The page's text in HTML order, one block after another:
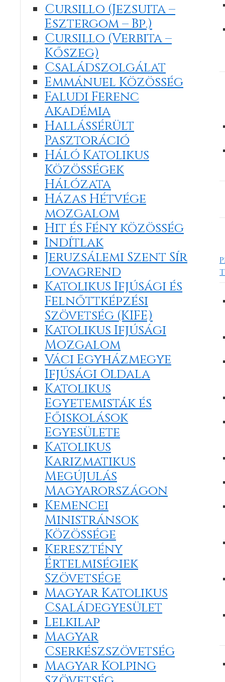
Cursillo (Jezsuita –
Esztergom – Bp.)
Cursillo (Verbita –
Kőszeg)
Családszolgálat
Emmánuel Közösség
Faludi Ferenc
Akadémia
Hallássérült
Pasztoráció
Háló Katolikus
Közösségek
Hálózata
Házas Hétvége
mozgalom
Hit és Fény közösség
Indítlak
Jeruzsálemi Szent Sír
Lovagrend
Katolikus Ifjúsági és
Felnőttképzési
Szövetség (KIFE)
Katolikus Ifjúsági
Mozgalom
Váci Egyházmegye
Ifjúsági Oldala
Katolikus
Egyetemisták és
Főiskolások
Egyesülete
Katolikus
Karizmatikus
Megújulás
Magyarországon
Kemencei
Ministránsok
Közössége
Keresztény
Értelmiségiek
Szövetsége
Magyar Katolikus
Családegyesület
Lelkilap
Magyar
Cserkészszövetség
Magyar Kolping